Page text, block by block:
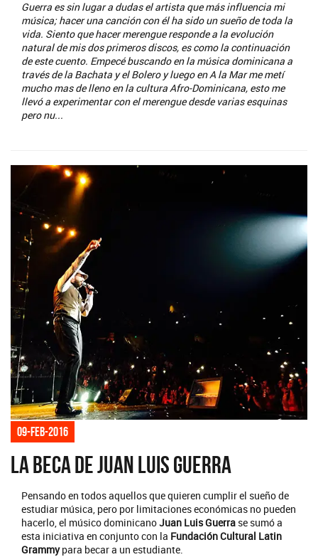
Guerra es sin lugar a dudas el artista que más influencia mi
música; hacer una canción con él ha sido un sueño de toda la
vida. Siento que hacer merengue responde a la evolución
natural de mis dos primeros discos, es como la continuación
de este cuento. Empecé buscando en la música dominicana a
través de la Bachata y el Bolero y luego en A la Mar me metí
mucho mas de lleno en la cultura Afro-Dominicana, esto me
llevó a experimentar con el merengue desde varias esquinas
pero nu...
09-feb-2016
La Beca de Juan Luis Guerra
Pensando en todos aquellos que quieren cumplir el sueño de
estudiar música, pero por limitaciones económicas no pueden
hacerlo, el músico dominicanoJuan Luis Guerra se sumó a
esta iniciativa en conjunto con la Fundación Cultural Latin
Grammypara becar a un estudiante.